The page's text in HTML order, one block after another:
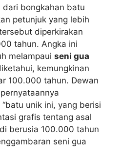
dari bongkahan batu
petunjuk yang lebih
diperkirakan
tahun. Angka ini
melampaui seni gua
kemungkinan
100.000 tahun. Dewan
unik ini, yang berisi
grafis tentang asal
berusia 100.000 tahun
seni gua